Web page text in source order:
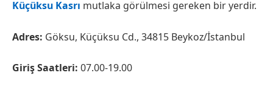
Küçüksu Kasrı mutlaka görülmesi gereken bir yerdir.
Adres: Göksu, Küçüksu Cd., 34815 Beykoz/İstanbul
Giriş Saatleri: 07.00-19.00